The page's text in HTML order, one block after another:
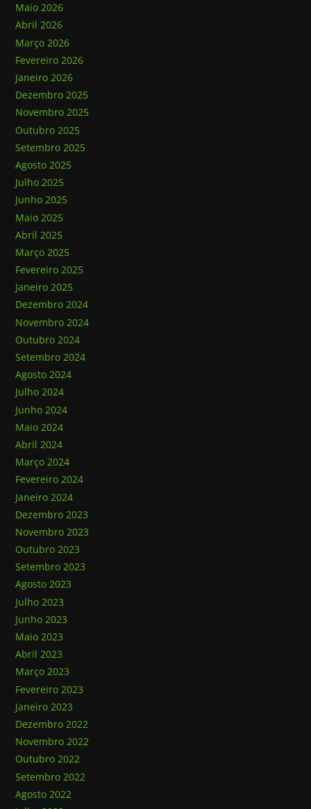
Maio 2026
Abril 2026
Março 2026
Fevereiro 2026
Janeiro 2026
Dezembro 2025
Novembro 2025
Outubro 2025
Setembro 2025
Agosto 2025
Julho 2025
Junho 2025
Maio 2025
Abril 2025
Março 2025
Fevereiro 2025
Janeiro 2025
Dezembro 2024
Novembro 2024
Outubro 2024
Setembro 2024
Agosto 2024
Julho 2024
Junho 2024
Maio 2024
Abril 2024
Março 2024
Fevereiro 2024
Janeiro 2024
Dezembro 2023
Novembro 2023
Outubro 2023
Setembro 2023
Agosto 2023
Julho 2023
Junho 2023
Maio 2023
Abril 2023
Março 2023
Fevereiro 2023
Janeiro 2023
Dezembro 2022
Novembro 2022
Outubro 2022
Setembro 2022
Agosto 2022